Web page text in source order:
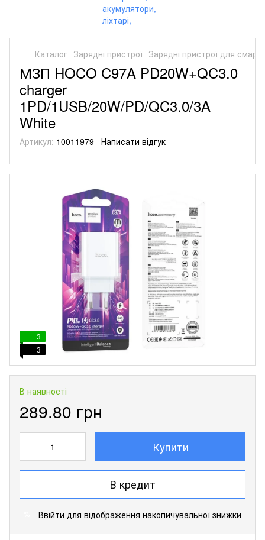
Каталог Зарядні пристрої Зарядні пристрої для
МЗП HOCO C97A PD20W+QC3.0
charger
1PD/1USB/20W/PD/QC3.0/3A
White
Артикул: 10011979 Написати відгук
3
3
В наявності
289.80 грн
Купити
В кредит
Ввійти для відображення накопичувальної знижки